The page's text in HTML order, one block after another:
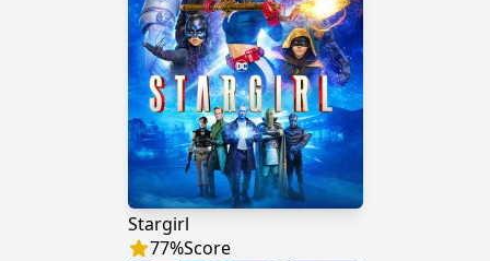
Stargirl
77%Score